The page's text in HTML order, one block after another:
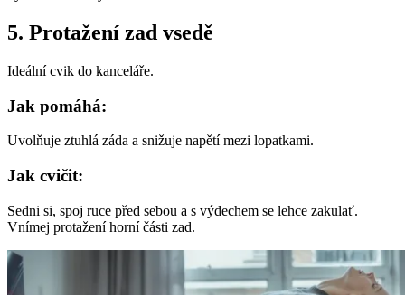
5. Protažení zad vsedě
Ideální cvik do kanceláře.
Jak pomáhá:
Uvolňuje ztuhlá záda a snižuje napětí mezi lopatkami.
Jak cvičit:
Sedni si, spoj ruce před sebou a s výdechem se lehce zakulať.
Vnímej protažení horní části zad.